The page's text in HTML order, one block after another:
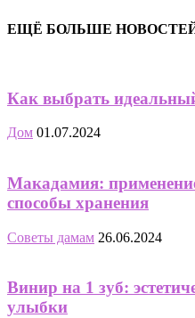
ЕЩЁ БОЛЬШЕ
Как выбрать
Дом 01.07.2024
Макадамия:
способы хранения
Советы дамам 26.06.2024
Винир на 1 зуб:
улыбки